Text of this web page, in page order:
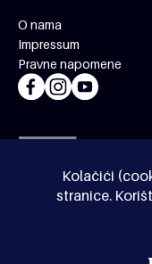
Kolačići
stranice.
O nama
Impressum
Pravne napomene
© Kinoholik 2026.